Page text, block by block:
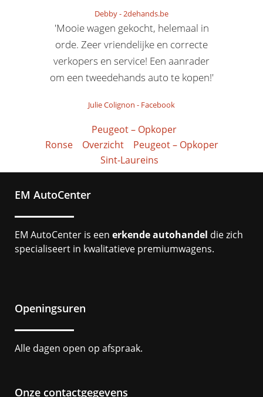
Debby-2dehands.be
'Mooie wagen gekocht, helemaal in
orde. Zeer vriendelijke en correcte
verkopers en service! Een aanrader
om een tweedehands auto te kopen!'
Julie Colignon - Facebook
Peugeot – Opkoper
Ronse
Overzicht
Peugeot – Opkoper
Sint-Laureins
EM AutoCenter
EM AutoCenter is een erkende autohandel die zich
specialiseert in kwalitatieve premiumwagens.
Openingsuren
Alle dagen open op afspraak.
Onze contactgegevens